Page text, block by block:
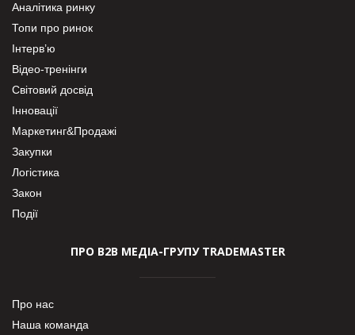
Аналітика ринку
Топи про ринок
Інтерв’ю
Відео-тренінги
Світовий досвід
Інновації
Маркетинг&Продажі
Закупки
Логістика
Закон
Події
ПРО В2В МЕДІА-ГРУПУ TRADEMASTER
Про нас
Наша команда